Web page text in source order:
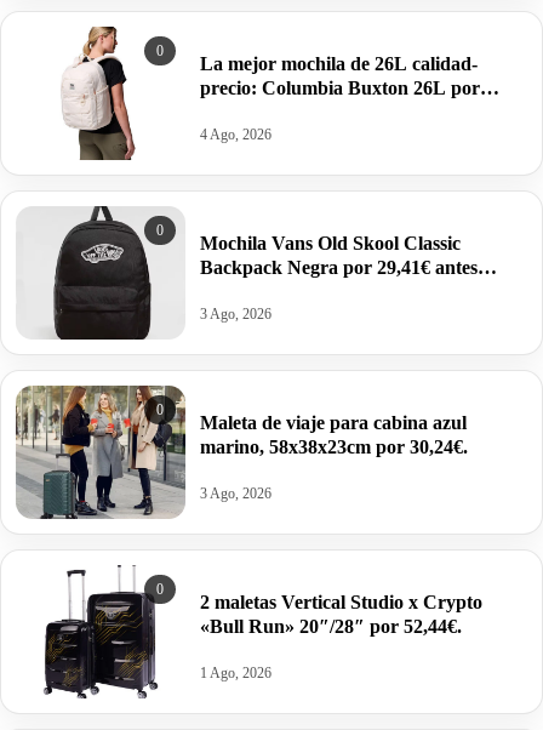
0
La mejor mochila de 26L calidad-
precio: Columbia Buxton 26L por
4 Ago, 2026
0
Mochila Vans Old Skool Classic
Backpack Negra por 29,41€ antes
3 Ago, 2026
0
Maleta de viaje para cabina azul
marino, 58x38x23cm por 30,24€.
3 Ago, 2026
0
2 maletas Vertical Studio x Crypto
«Bull Run» 20″/28″ por 52,44€.
1 Ago, 2026